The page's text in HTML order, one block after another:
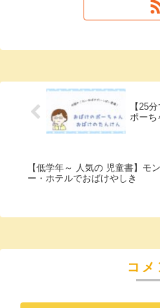
【25
ポー
【低学年～ 人気の 児童書】モ
ー・ホテルでおばけやしき
コメ